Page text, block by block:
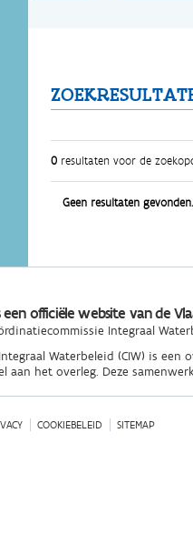
0 resultaten voor de
Geen resultaten gevonden.
officiële website van de
Integraal
Waterbeleid (CIW) is
aan het overleg. Deze
COOKIEBELEID SITEMAP